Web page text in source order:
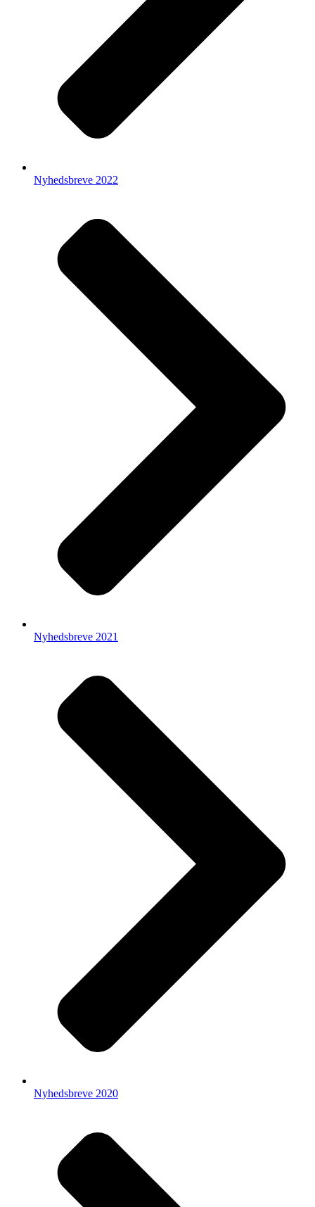
Nyhedsbreve 2022
Nyhedsbreve 2021
Nyhedsbreve 2020